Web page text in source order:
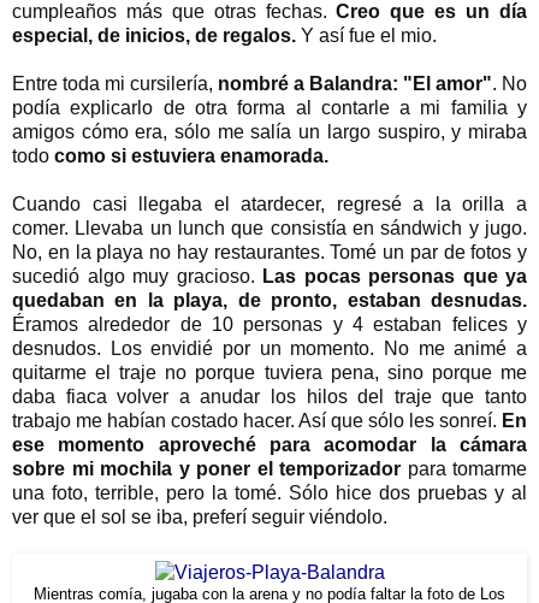
cumpleaños más que otras fechas.Creo que es un día
especial, de inicios, de regalos. Y así fue el mio.
Entre toda mi cursilería, nombré a Balandra: "El amor". No
podía explicarlo de otra forma al contarle a mi familia y
amigos cómo era, sólo me salía un largo suspiro, y miraba
todo como si estuviera enamorada.
Cuando casi llegaba el atardecer, regresé a la orilla a
comer. Llevaba un lunch que consistía en sándwich y jugo.
No, en la playa no hay restaurantes. Tomé un par de fotos y
sucedió algo muy gracioso. Las pocas personas que ya
quedaban en la playa, de pronto, estaban desnudas.
Éramos alrededor de 10 personas y 4 estaban felices y
desnudos. Los envidié por un momento. No me animé a
quitarme el traje no porque tuviera pena, sino porque me
daba fiaca volver a anudar los hilos del traje que tanto
trabajo me habían costado hacer. Así que sólo les sonreí. En
ese momento aproveché para acomodar la cámara
sobre mi mochila y poner el temporizador para tomarme
una foto, terrible, pero la tomé. Sólo hice dos pruebas y al
ver que el sol se iba, preferí seguir viéndolo.
Mientras comía, jugaba con la arena y no podía faltar la foto de Los